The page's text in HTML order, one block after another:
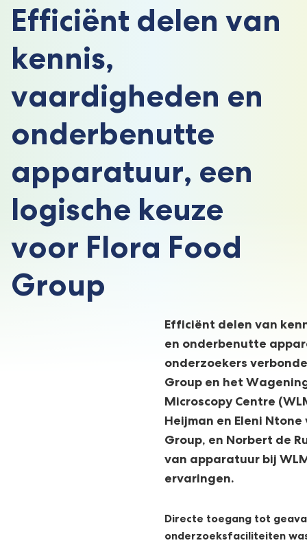
Efficiënt delen van
kennis,
vaardigheden en
onderbenutte
apparatuur, een
logische keuze
voor Flora Food
Group
Efficiënt delen van
en onderbenutte
onderzoekers
Group en het
Microscopy Centre
Heijman en Eleni Ntone
Group, en Norbert de
van apparatuur bij
ervaringen.
Directe toegang tot
onderzoeksfaciliteiten